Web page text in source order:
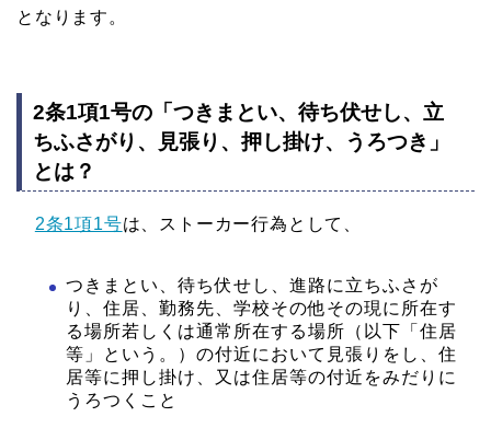
となります。
2条1項1号の「つきまとい、待ち伏せし、立
ちふさがり、見張り、押し掛け、うろつき」
とは？
2条1項1号は、ストーカー行為として、
つきまとい、待ち伏せし、進路に立ちふさが
り、住居、勤務先、学校その他その現に所在す
る場所若しくは通常所在する場所（以下「住居
等」という。）の付近において見張りをし、住
居等に押し掛け、又は住居等の付近をみだりに
うろつくこと